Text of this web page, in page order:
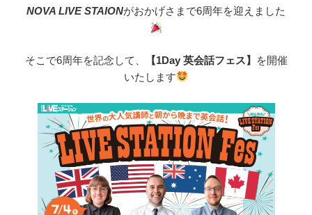
NOVA LIVE STAIONがおかげさまで6周年を迎えました
そこで6周年を記念して、 【1Day 英会話フェス】
を開催
いたします